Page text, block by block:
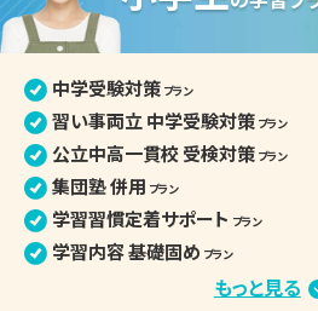
中学受験対策 プラン
習い事両立 中学受験対策 プラン
公立中高一貫校 受検対策 プラン
集団塾 併用 プラン
学習習慣定着サポート プラン
学習内容 基礎固め プラン
苦手克服 習い事両立プラン
もっと見る